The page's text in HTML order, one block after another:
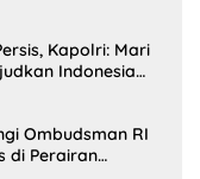
Kapolri: Mari
Indonesia
Ombudsman RI
di Perairan